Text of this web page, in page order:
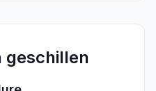
geschillen